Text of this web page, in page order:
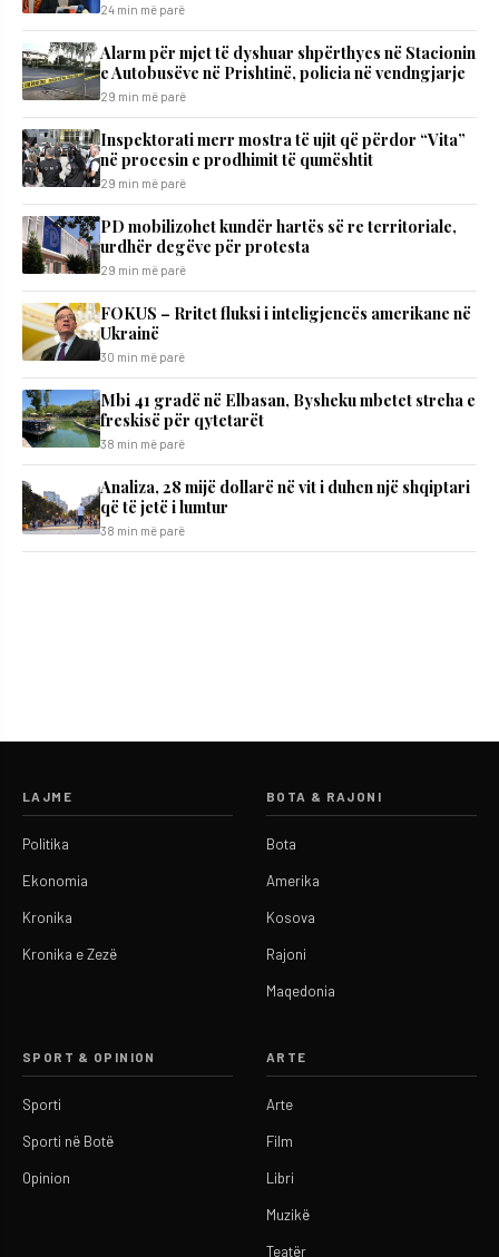
24 min më parë
Alarm për mjet të dyshuar shpërthyes në Stacionin
e Autobusëve në Prishtinë, policia në vendngjarje
29 min më parë
Inspektorati merr mostra të ujit që përdor “Vita”
në procesin e prodhimit të qumështit
29 min më parë
PD mobilizohet kundër hartës së re territoriale,
urdhër degëve për protesta
29 min më parë
FOKUS – Rritet fluksi i inteligjencës amerikane në
Ukrainë
30 min më parë
Mbi 41 gradë në Elbasan, Bysheku mbetet streha e
freskisë për qytetarët
38 min më parë
Analiza, 28 mijë dollarë në vit i duhen një shqiptari
që të jetë i lumtur
38 min më parë
LAJME
Politika
Ekonomia
Kronika
Kronika e Zezë
BOTA & RAJONI
Bota
Amerika
Kosova
Rajoni
Maqedonia
SPORT & OPINION
Sporti
Sporti në Botë
Opinion
ARTE
Arte
Film
Libri
Muzikë
Teatër